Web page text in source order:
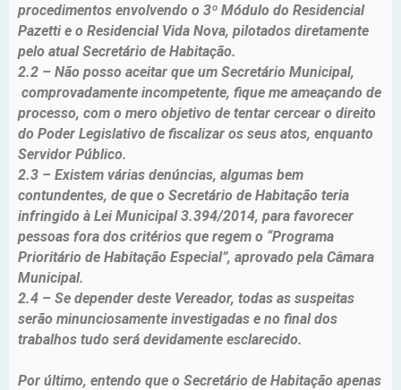
procedimentos envolvendo o 3º Módulo do Residencial
Pazetti e o Residencial Vida Nova, pilotados diretamente
pelo atual Secretário de Habitação.
2.2 – Não posso aceitar que um Secretário Municipal,
comprovadamente incompetente, fique me ameaçando de
processo, com o mero objetivo de tentar cercear o direito
do Poder Legislativo de fiscalizar os seus atos, enquanto
Servidor Público.
2.3 – Existem várias denúncias, algumas bem
contundentes, de que o Secretário de Habitação teria
infringido à Lei Municipal 3.394/2014, para favorecer
pessoas fora dos critérios que regem o “Programa
Prioritário de Habitação Especial”, aprovado pela Câmara
Municipal.
2.4 – Se depender deste Vereador, todas as suspeitas
serão minunciosamente investigadas e no final dos
trabalhos tudo será devidamente esclarecido.
Por último, entendo que o Secretário de Habitação apenas